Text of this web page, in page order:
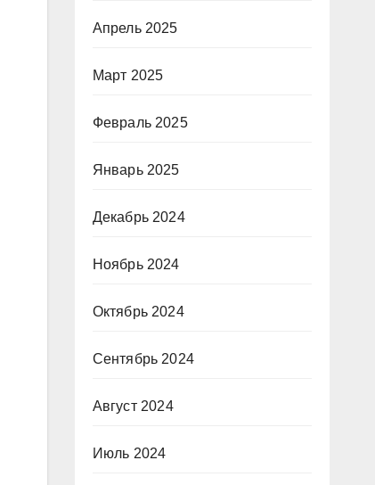
Апрель 2025
Март 2025
Февраль 2025
Январь 2025
Декабрь 2024
Ноябрь 2024
Октябрь 2024
Сентябрь 2024
Август 2024
Июль 2024